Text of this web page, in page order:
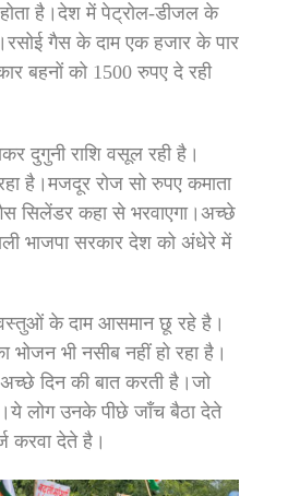
होता है।देश में पेट्रोल-डीजल के
गैस के दाम एक हजार के पार
बहनों को 1500 रुपए दे रही
दुगुनी राशि वसूल रही है।
है।मजदूर रोज सो रुपए कमाता
सिलेंडर कहा से भरवाएगा।अच्छे
भाजपा सरकार देश को अंधेरे में
वस्तुओं के दाम आसमान छू रहे है।
भोजन भी नसीब नहीं हो रहा है।
दिन की बात करती है।जो
लोग उनके पीछे जाँच बैठा देते
करवा देते है।